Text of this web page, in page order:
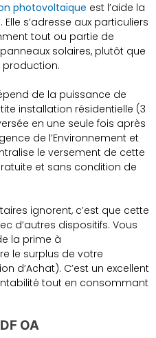
photovoltaïque est l’aide la
s’adresse aux particuliers
tout ou partie de
solaires, plutôt que
production.
de la puissance de
installation résidentielle (3
en une seule fois après
de l’Environnement et
le versement de cette
et sans condition de
ignorent, c’est que cette
d’autres dispositifs. Vous
la prime à
le surplus de votre
d’Achat). C’est un excellent
tout en consommant
OA